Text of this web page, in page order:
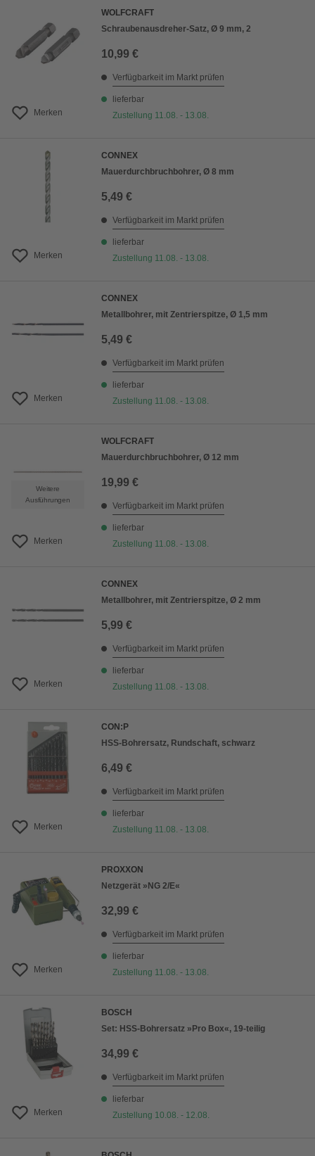
Merken
WOLFCRAFT
Schraubenausdreher-Satz, Ø 9 mm, 2
10,99 €
Verfügbarkeit im Markt prüfen
lieferbar
Zustellung 11.08. - 13.08.
Merken
CONNEX
Mauerdurchbruchbohrer, Ø 8 mm
5,49 €
Verfügbarkeit im Markt prüfen
lieferbar
Zustellung 11.08. - 13.08.
Merken
CONNEX
Metallbohrer, mit Zentrierspitze, Ø 1,5 mm
5,49 €
Verfügbarkeit im Markt prüfen
lieferbar
Zustellung 11.08. - 13.08.
Weitere
Ausführungen
Merken
WOLFCRAFT
Mauerdurchbruchbohrer, Ø 12 mm
19,99 €
Verfügbarkeit im Markt prüfen
lieferbar
Zustellung 11.08. - 13.08.
Merken
CONNEX
Metallbohrer, mit Zentrierspitze, Ø 2 mm
5,99 €
Verfügbarkeit im Markt prüfen
lieferbar
Zustellung 11.08. - 13.08.
Merken
CON:P
HSS-Bohrersatz, Rundschaft, schwarz
6,49 €
Verfügbarkeit im Markt prüfen
lieferbar
Zustellung 11.08. - 13.08.
Merken
PROXXON
Netzgerät »NG 2/E«
32,99 €
Verfügbarkeit im Markt prüfen
lieferbar
Zustellung 11.08. - 13.08.
Merken
BOSCH
Set: HSS-Bohrersatz »Pro Box«, 19-teilig
34,99 €
Verfügbarkeit im Markt prüfen
lieferbar
Zustellung 10.08. - 12.08.